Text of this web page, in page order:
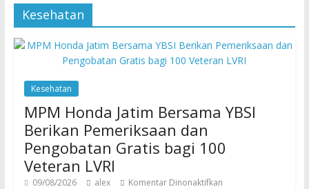
Kesehatan
Kesehatan
MPM Honda Jatim Bersama YBSI
Berikan Pemeriksaan dan
Pengobatan Gratis bagi 100
Veteran LVRI
09/08/2026 alex Komentar Dinonaktifkan